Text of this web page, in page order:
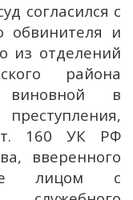
согласился с
обвинителя и
из отделений
района
виновной в
160 УК РФ
вверенного
лицом с